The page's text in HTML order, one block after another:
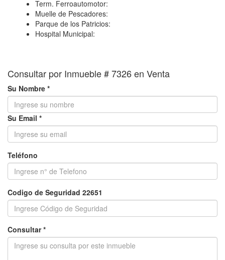
Term. Ferroautomotor:
Muelle de Pescadores:
Parque de los Patricios:
Hospital Municipal:
Consultar por Inmueble # 7326 en Venta
Su Nombre *
Su Email *
Teléfono
Codigo de Seguridad 22651
Consultar *